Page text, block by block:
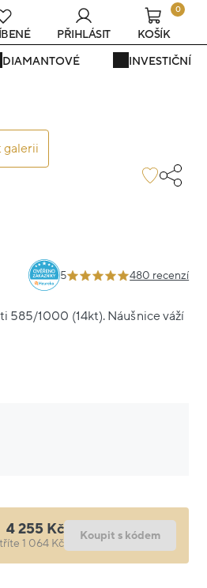
DIAMANTOVÉ INVESTIČNÍ
PŘIHLÁSIT
0
KOŠÍK
galerii
5 480 recenzí
585/1000 (14kt). Náušnice váží
4 255 Kč
1 064 Kč
Koupit s kódem